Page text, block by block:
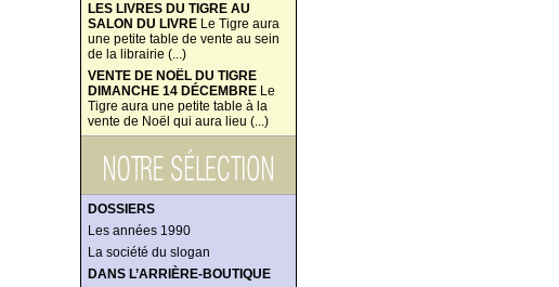
LES LIVRES DU TIGRE AU
SALON DU LIVRE Le Tigre aura
une petite table de vente au sein
de la librairie (...)
VENTE DE NOËL DU TIGRE
DIMANCHE 14 DÉCEMBRE Le
Tigre aura une petite table à la
vente de Noël qui aura lieu (...)
DOSSIERS
Les années 1990
La société du slogan
DANS L’ARRIÈRE-BOUTIQUE